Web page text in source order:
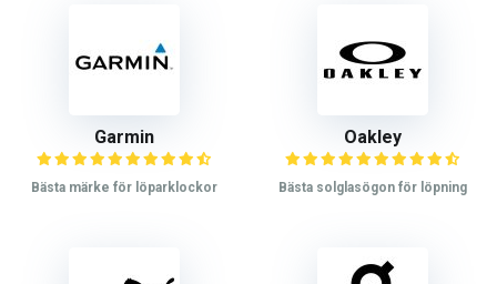
Garmin
Bästa märke för löparklockor
Oakley
Bästa solglasögon för löpning